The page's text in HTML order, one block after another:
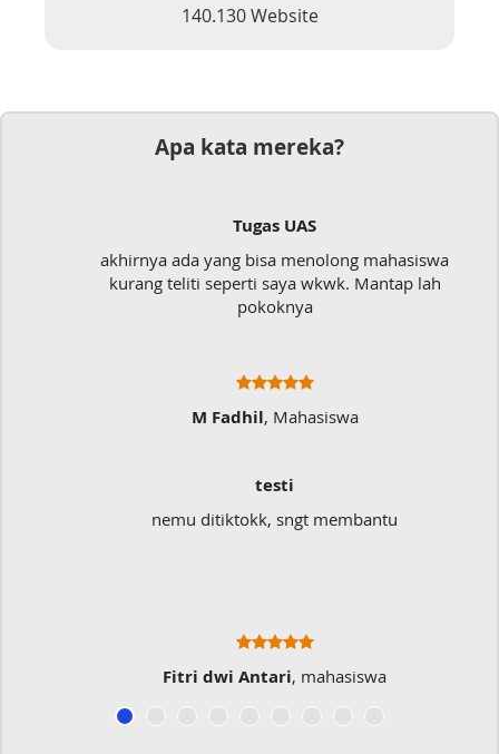
140.130 Website
Apa kata mereka?
Tugas UAS
akhirnya ada yang bisa menolong mahasiswa
kurang teliti seperti saya wkwk. Mantap lah
pokoknya
M Fadhil, Mahasiswa
testi
nemu ditiktokk, sngt membantu
Fitri dwi Antari, mahasiswa